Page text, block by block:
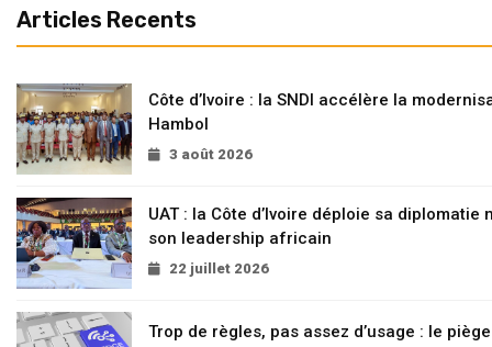
Articles Recents
Côte d’Ivoire : la SNDI accélère la
Hambol
3 août 2026
UAT : la Côte d’Ivoire déploie sa
son leadership africain
22 juillet 2026
Trop de règles, pas assez d’usage : le